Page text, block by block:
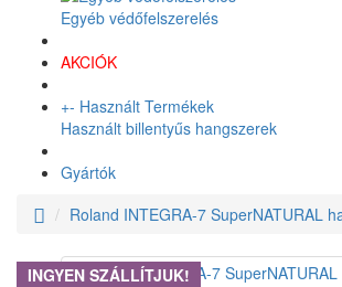
Egyéb védőfelszerelés
AKCIÓK
+- Használt Termékek
Használt billentyűs hangszerek
Gyártók
Roland INTEGRA-7 SuperNATURAL
INGYEN SZÁLLÍTJUK!